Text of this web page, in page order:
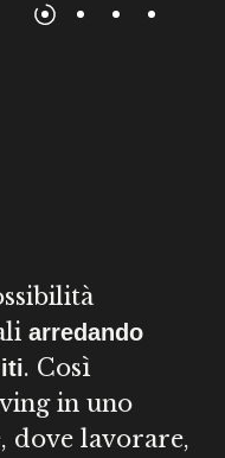
arredando
. Così
in uno
dove lavorare,